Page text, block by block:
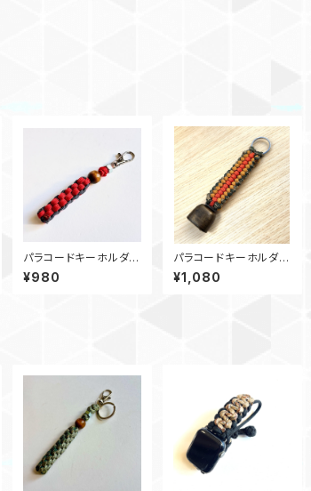
パラコードキーホルダ
ー Box_ウッドビーズ_
M6_ 赤ネイビー
¥980
パラコードキーホルダ
ー 熊鈴_SC_オレンジ
カーキカモ180
¥1,080